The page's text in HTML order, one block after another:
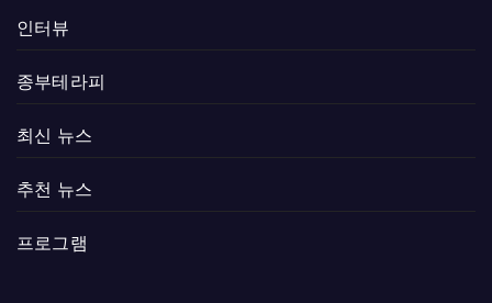
인터뷰
종부테라피
최신 뉴스
추천 뉴스
프로그램